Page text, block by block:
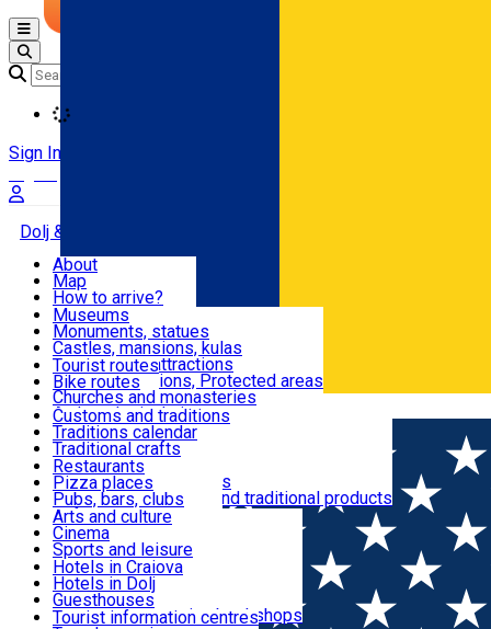
Română
Open main menu
Sign In
Dolj & Craiova
Attractions
Routes
Customs, Traditions
Food & Drinks
Leisure & Fun
Accommodation
Useful
About
Map
How to arrive?
Recommendations
Tourist attractions
News
Museums
Monuments, statues
Castles, mansions, kulas
Architectural attractions
Natural attractions, Protected areas
Churches and monasteries
Archaeological sites
Parks and gardens
Tourist routes
Bike routes
Customs and traditions
Traditions calendar
Traditional crafts
Traditional cuisine
Wineries and vineyards
Local manufacturers and traditional products
Restaurants
Pizza places
Pubs, bars, clubs
Cafes and teahouses
Sweets and ice cream
Fast-food
Arts and culture
Cinema
Sports and leisure
Horse riding
Swimming pools
Zoo
Shopping, souvenirs, bookshops
Hotels in Craiova
Hotels in Dolj
Guesthouses
Villas
Tourist information centres